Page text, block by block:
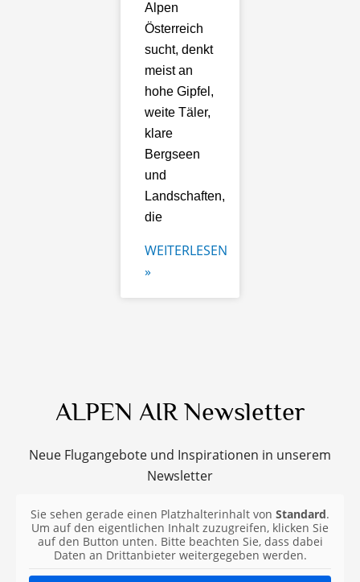
Alpen
Österreich
sucht, denkt
meist an
hohe Gipfel,
weite Täler,
klare
Bergseen
und
Landschaften,
die
WEITERLESEN
»
ALPEN AIR Newsletter
Neue Flugangebote und Inspirationen in unserem
Newsletter
Sie sehen gerade einen Platzhalterinhalt von Standard.
Um auf den eigentlichen Inhalt zuzugreifen, klicken Sie
auf den Button unten. Bitte beachten Sie, dass dabei
Daten an Drittanbieter weitergegeben werden.